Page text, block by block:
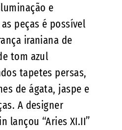
e
peças é possível
iraniana de
tom azul
tapetes persas,
de ágata, jaspe e
A designer
lançou “Aries XI.II”